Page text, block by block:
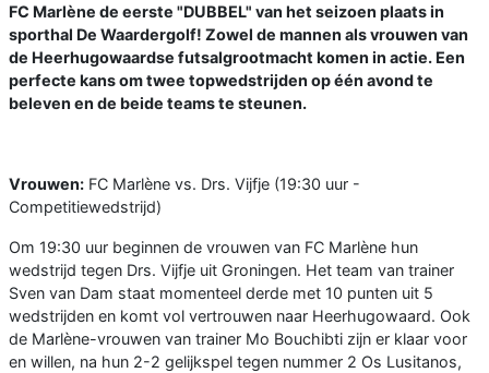
FC Marlène de eerste "DUBBEL" van het seizoen plaats in
sporthal De Waardergolf! Zowel de mannen als vrouwen van
de Heerhugowaardse futsalgrootmacht komen in actie. Een
perfecte kans om twee topwedstrijden op één avond te
beleven en de beide teams te steunen.
Vrouwen: FC Marlène vs. Drs. Vijfje (19:30 uur -
Competitiewedstrijd)
Om 19:30 uur beginnen de vrouwen van FC Marlène hun
wedstrijd tegen Drs. Vijfje uit Groningen. Het team van trainer
Sven van Dam staat momenteel derde met 10 punten uit 5
wedstrijden en komt vol vertrouwen naar Heerhugowaard. Ook
de Marlène-vrouwen van trainer Mo Bouchibti zijn er klaar voor
en willen, na hun 2-2 gelijkspel tegen nummer 2 Os Lusitanos,